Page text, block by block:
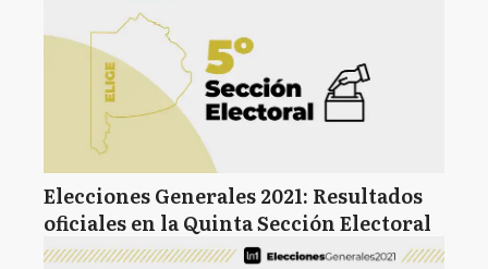
Elecciones Generales 2021: Resultados
oficiales en la Quinta Sección Electoral